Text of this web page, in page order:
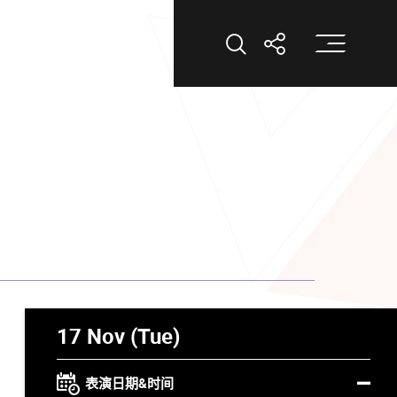
打开搜索打开分享打
17 Nov (Tue)
表演日期&时间